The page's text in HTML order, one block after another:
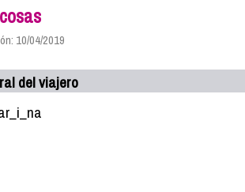
10/04/2019
del viajero